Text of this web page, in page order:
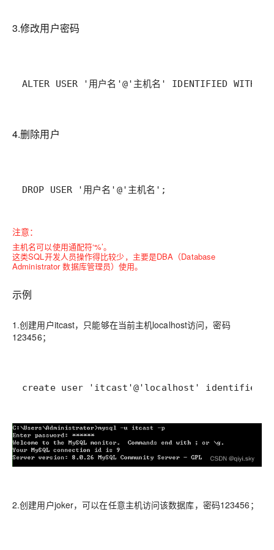
3.修改用户密码
ALTER USER '用户名'@'主机名' IDENTIFIED
4.删除用户
DROP USER '用户名'@'主机名';
注意：
主机名可以使用通配符‘%’。
这类SQL开发人员操作得比较少，主要是DBA（Database
Administrator 数据库管理员）使用。
示例
1.创建用户itcast，只能够在当前主机localhost访问，密码
123456；
create user 'itcast'@'localhost' identified
2.创建用户joker，可以在任意主机访问该数据库，密码123456；